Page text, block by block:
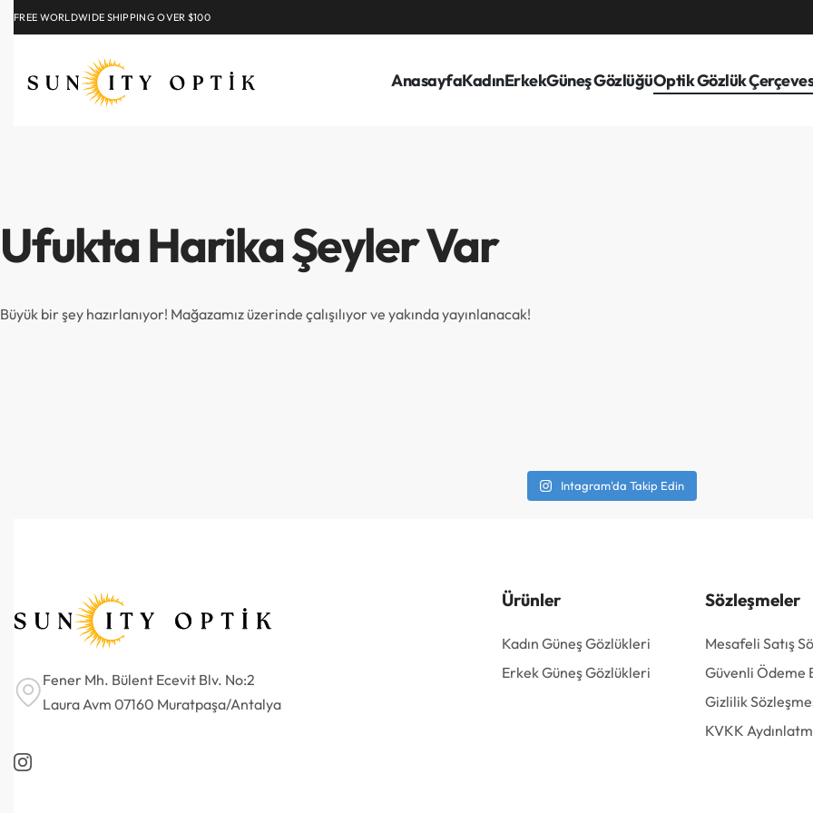
FREE WORLDWIDE SHIPPING OVER $100
AnasayfaKadınErkekGüneş GözlüğüOptik Gözlük
Ufukta Harika Şeyler Var
Büyük bir şey hazırlanıyor! Mağazamız üzerinde çalışılıyor ve yakında yayınlanacak!
Intagram'da Takip Edin
Fener Mh. Bülent Ecevit Blv. No:2
Laura Avm 07160 Muratpaşa/Antalya
Ürünler
Kadın Güneş Gözlükleri
Erkek Güneş Gözlükleri
Sözleşmeler
Mesafeli Satış
Güvenli Ödeme
Gizlilik
KVKK